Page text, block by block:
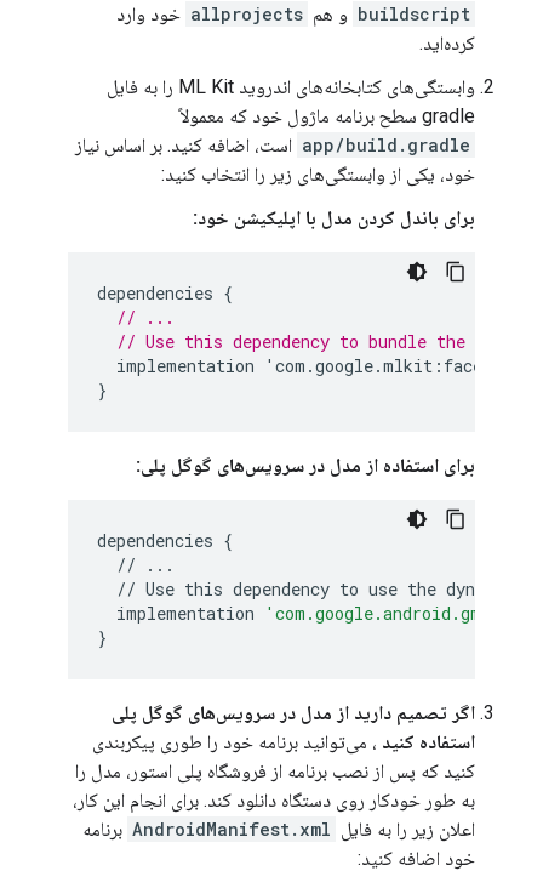
buildscript و هم allprojects خود وارد
کرده‌اید.
وابستگی‌های کتابخانه‌های اندروید ML Kit را به فایل
gradle سطح برنامه ماژول خود که معمولاً
app/build.gradle است، اضافه کنید. بر اساس نیاز
خود، یکی از وابستگی‌های زیر را انتخاب کنید:
برای باندل کردن مدل با اپلیکیشن خود:
dependencies {
// ...
// Use this dependency to bundle the model
implementation
' com .google.mlkit : face
}
برای استفاده از مدل در سرویس‌های گوگل پلی:
dependencies {
//
...
// Use this dependency to use the
implementation
}
اگر تصمیم دارید از مدل در سرویس‌های گوگل پلی
استفاده کنید ، می‌توانید برنامه خود را طوری پیکربندی
کنید که پس از نصب برنامه از فروشگاه پلی استور، مدل را
به طور خودکار روی دستگاه دانلود کند. برای انجام این کار،
اعلان زیر را به فایل AndroidManifest.xml برنامه
خود اضافه کنید: